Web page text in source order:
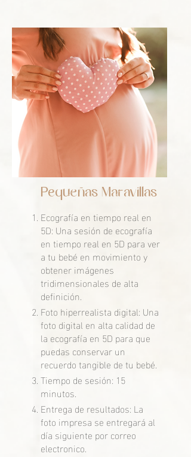
Pequeñas Maravillas
Ecografía en tiempo real en
5D: Una sesión de ecografía
en tiempo real en 5D para ver
a tu bebé en movimiento y
obtener imágenes
tridimensionales de alta
definición.
Foto hiperrealista digital: Una
foto digital en alta calidad de
la ecografía en 5D para que
puedas conservar un
recuerdo tangible de tu bebé.
Tiempo de sesión: 15
minutos.
Entrega de resultados: La
foto impresa se entregará al
día siguiente por correo
electronico.